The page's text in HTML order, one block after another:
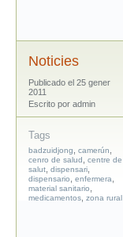
Noticies
Publicado el 25 gener
2011
Escrito por admin
Tags
badzuidjong camerún
cenro de salud
centre de
salut, dispensari,
dispensario enfermera
material sanitario
medicamentos, zona rural